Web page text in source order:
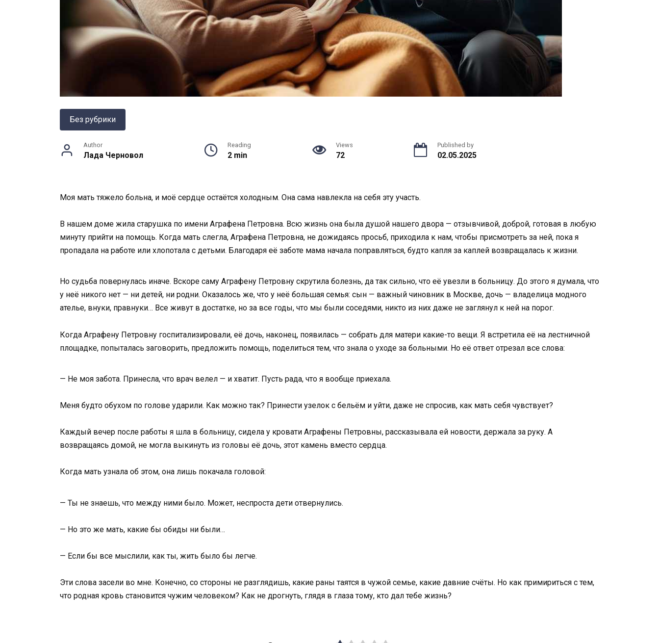
Без рубрики
Author
Лада Черновол
Reading
2 min
Views
72
Published by
02.05.2025
Моя мать тяжело больна, и моё сердце остаётся холодным. Она сама навлекла на себя эту участь.
В нашем доме жила старушка по имени Аграфена Петровна. Всю жизнь она была душой нашего двора — отзывчивой, доброй, готовая в любую
минуту прийти на помощь. Когда мать слегла, Аграфена Петровна, не дожидаясь просьб, приходила к нам, чтобы присмотреть за ней, пока я
пропадала на работе или хлопотала с детьми. Благодаря её заботе мама начала поправляться, будто капля за каплей возвращалась к жизни.
Но судьба повернулась иначе. Вскоре саму Аграфену Петровну скрутила болезнь, да так сильно, что её увезли в больницу. До этого я думала, что
у неё никого нет — ни детей, ни родни. Оказалось же, что у неё большая семья: сын — важный чиновник в Москве, дочь — владелица модного
ателье, внуки, правнуки… Все живут в достатке, но за все годы, что мы были соседями, никто из них даже не заглянул к ней на порог.
Когда Аграфену Петровну госпитализировали, её дочь, наконец, появилась — собрать для матери какие-то вещи. Я встретила её на лестничной
площадке, попыталась заговорить, предложить помощь, поделиться тем, что знала о уходе за больными. Но её ответ отрезал все слова:
— Не моя забота. Принесла, что врач велел — и хватит. Пусть рада, что я вообще приехала.
Меня будто обухом по голове ударили. Как можно так? Принести узелок с бельём и уйти, даже не спросив, как мать себя чувствует?
Каждый вечер после работы я шла в больницу, сидела у кровати Аграфены Петровны, рассказывала ей новости, держала за руку. А
возвращаясь домой, не могла выкинуть из головы её дочь, этот камень вместо сердца.
Когда мать узнала об этом, она лишь покачала головой:
— Ты не знаешь, что между ними было. Может, неспроста дети отвернулись.
— Но это же мать, какие бы обиды ни были…
— Если бы все мыслили, как ты, жить было бы легче.
Эти слова засели во мне. Конечно, со стороны не разглядишь, какие раны таятся в чужой семье, какие давние счёты. Но как примириться с тем,
что родная кровь становится чужим человеком? Как не дрогнуть, глядя в глаза тому, кто дал тебе жизнь?